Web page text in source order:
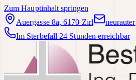
Zum Hauptinhalt springen
Auergasse 8a, 6170 Zirl
Im Sterbefall 24 Stunden erreichbar